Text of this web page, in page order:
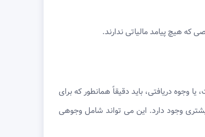
هیچ پیامد مالیاتی ندارند.
وجوه دریافتی، باید دقیقاً همانطور که برای
وجود دارد. این می تواند شامل وجوهی